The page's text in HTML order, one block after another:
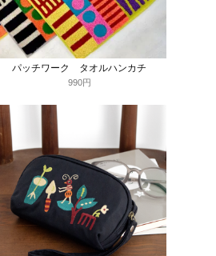
パッチワーク タオルハンカチ
990円